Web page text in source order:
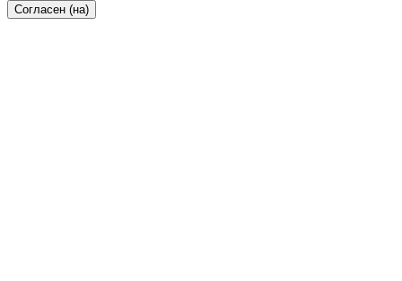
Согласен (на)